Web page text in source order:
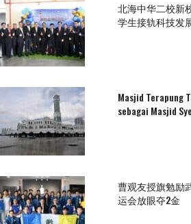
北海中华二校新
学生接轨科技发
Masjid Terapung
sebagai Masjid
曹观友授旗勉励
运会放眼夺2金